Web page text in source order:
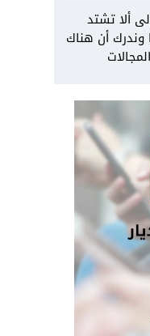
ألا تشتد
وندرك أن هناك